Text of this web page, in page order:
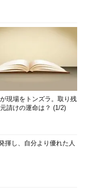
でも指定できます。
マウントポイントを
回）。
、必要なデータの入
るためのラベルです
トア時に使用します。
ルを入力します
ルは「-M」オプショ
現場をトンズラ。取り残
請けの運命は？ (1/2)
揮し、自分より優れた人